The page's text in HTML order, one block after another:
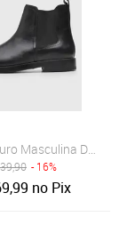
Masculina
- 16%
no Pix